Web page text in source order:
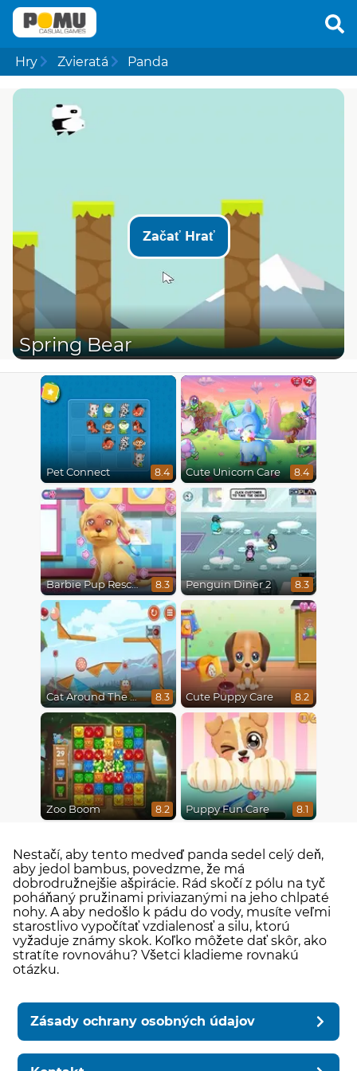
Hry Zvieratá Panda
Začať Hrať
Spring Bear
Pet Connect 8.4 Cute Unicorn Care 8.4
Barbie Pup Rescue 8.3 Penguin Diner 2 8.3
Cat Around The World 8.3 Cute Puppy Care 8.2
Zoo Boom 8.2 Puppy Fun Care 8.1
Nestačí, aby tento medveď panda sedel celý deň,
aby jedol bambus, povedzme, že má
dobrodružnejšie ašpirácie. Rád skočí z pólu na tyč
poháňaný pružinami priviazanými na jeho chlpaté
nohy. A aby nedošlo k pádu do vody, musíte veľmi
starostlivo vypočítať vzdialenosť a silu, ktorú
vyžaduje známy skok. Koľko môžete dať skôr, ako
stratíte rovnováhu? Všetci kladieme rovnakú
otázku.
Zásady ochrany osobných údajov